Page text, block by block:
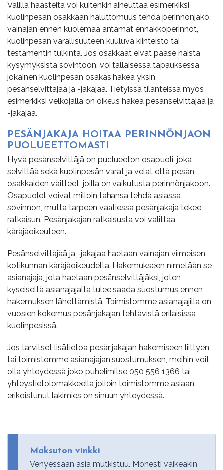
Välillä haasteita voi kuitenkin aiheuttaa esimerkiksi
kuolinpesän osakkaan haluttomuus tehdä perinnönjako,
vainajan ennen kuolemaa antamat ennakkoperinnöt,
kuolinpesän varallisuuteen kuuluva kiinteistö tai
testamentin tulkinta. Jos osakkaat eivät pääse näistä
kysymyksistä sovintoon, voi tällaisessa tapauksessa
jokainen kuolinpesän osakas hakea yksin
pesänselvittäjää ja -jakajaa. Tietyissä tilanteissa myös
esimerkiksi velkojalla on oikeus hakea pesänselvittäjää ja
-jakajaa.
PE­SÄN­JA­KA­JA HOI­TAA PE­RIN­NÖN­JAON
PUO­LU­EET­TO­MAS­TI
Hyvä pesänselvittäjä on puolueeton osapuoli, joka
selvittää sekä kuolinpesän varat ja velat että pesän
osakkaiden väitteet, joilla on vaikutusta perinnönjakoon.
Osapuolet voivat milloin tahansa tehdä asiassa
sovinnon, mutta tarpeen vaatiessa pesänjakaja tekee
ratkaisun. Pesänjakajan ratkaisusta voi valittaa
käräjäoikeuteen.
Pesänselvittäjää ja -jakajaa haetaan vainajan viimeisen
kotikunnan käräjäoikeudelta. Hakemukseen nimetään se
asianajaja, jota haetaan pesänselvittäjäksi, joten
kyseiseltä asianajajalta tulee saada suostumus ennen
hakemuksen lähettämistä. Toimistomme asianajajilla on
vuosien kokemus pesänjakajan tehtävistä erilaisissa
kuolinpesissä.
Jos tarvitset lisätietoa pesänjakajan hakemiseen liittyen
tai toimistomme asianajajan suostumuksen, meihin voit
olla yhteydessä joko puhelimitse 050 556 1366 tai
yhteystietolomakkeella jolloin toimistomme asiaan
erikoistunut lakimies on sinuun yhteydessä.
Maksuton vinkki
Venyessään asia mutkistuu. Monesti vaikeakin